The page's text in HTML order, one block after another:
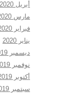
أبريل 2020
مارس 2020
فبراير 2020
يناير 2020
ديسمبر 2019
نوفمبر 2019
أكتوبر 2019
سبتمبر 2019